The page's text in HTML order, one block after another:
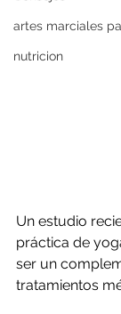
artes marciales
nutricion
Un estudio
práctica de
ser un
tratamientos